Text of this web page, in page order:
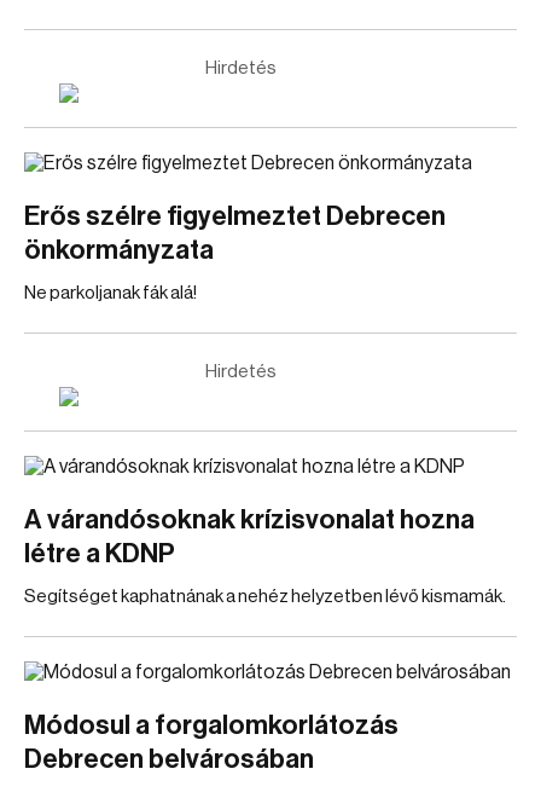
Hirdetés
Erős szélre figyelmeztet Debrecen
önkormányzata
Ne parkoljanak fák alá!
Hirdetés
A várandósoknak krízisvonalat hozna
létre a KDNP
Segítséget kaphatnának a nehéz helyzetben lévő kismamák.
Módosul a forgalomkorlátozás
Debrecen belvárosában